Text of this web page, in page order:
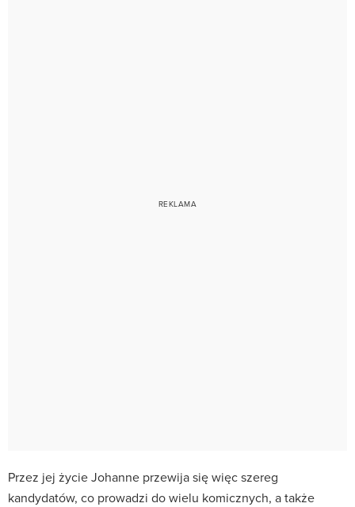
Przez jej życie Johanne przewija się więc szereg
kandydatów, co prowadzi do wielu komicznych, a także